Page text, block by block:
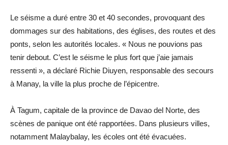
Le séisme a duré entre 30 et 40 secondes, provoquant des
dommages sur des habitations, des églises, des routes et des
ponts, selon les autorités locales. « Nous ne pouvions pas
tenir debout. C’est le séisme le plus fort que j’aie jamais
ressenti », a déclaré Richie Diuyen, responsable des secours
à Manay, la ville la plus proche de l’épicentre.
À Tagum, capitale de la province de Davao del Norte, des
scènes de panique ont été rapportées. Dans plusieurs villes,
notamment Malaybalay, les écoles ont été évacuées.